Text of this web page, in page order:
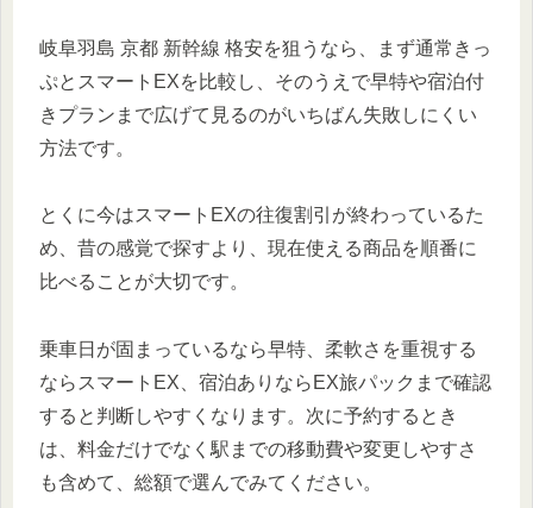
岐阜羽島 京都 新幹線 格安を狙うなら、まず通常きっ
ぷとスマートEXを比較し、そのうえで早特や宿泊付
きプランまで広げて見るのがいちばん失敗しにくい
方法です。
とくに今はスマートEXの往復割引が終わっているた
め、昔の感覚で探すより、現在使える商品を順番に
比べることが大切です。
乗車日が固まっているなら早特、柔軟さを重視する
ならスマートEX、宿泊ありならEX旅パックまで確認
すると判断しやすくなります。次に予約するとき
は、料金だけでなく駅までの移動費や変更しやすさ
も含めて、総額で選んでみてください。